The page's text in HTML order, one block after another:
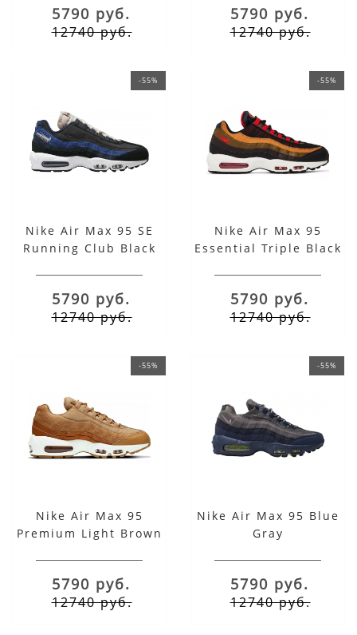
5790 руб.
12740 руб.
5790 руб.
12740 руб.
-55%
Nike Air Max 95 SE
Running Club Black
5790 руб.
12740 руб.
-55%
Nike Air Max 95
Essential Triple Black
5790 руб.
12740 руб.
-55%
Nike Air Max 95
Premium Light Brown
5790 руб.
12740 руб.
-55%
Nike Air Max 95 Blue
Gray
5790 руб.
12740 руб.